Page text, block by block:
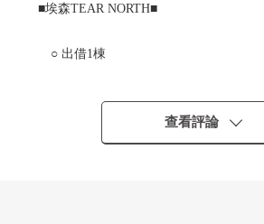
■埃森TEAR NORTH■
○ 出借1棟
○ 房齡/2023一年2月築
■帶租約房屋(需交接租賃契約)(2026年6
查看評論